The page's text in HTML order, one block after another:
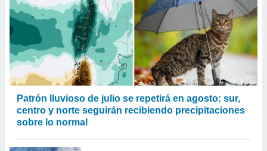
Patrón lluvioso de julio se repetirá en agosto: sur,
centro y norte seguirán recibiendo precipitaciones
sobre lo normal